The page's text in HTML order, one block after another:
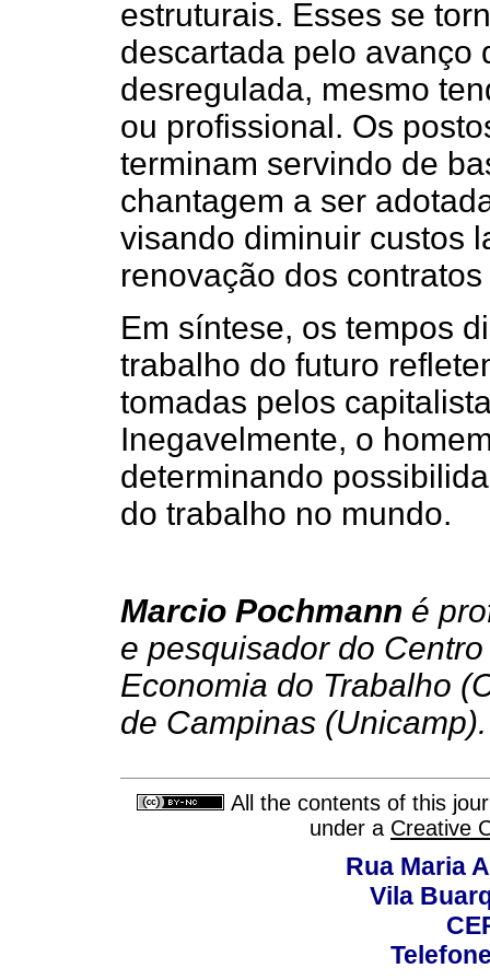
estruturais. Esses se
descartada pelo avanço
desregulada, mesmo
ou profissional. Os
terminam servindo de
chantagem a ser
visando diminuir custos
renovação dos
Em síntese, os tempos
trabalho do futuro
tomadas pelos
Inegavelmente, o
determinando
do trabalho no mundo.
Marcio Pochmann é
e pesquisador do
Economia do Trabalho
de Campinas (Unicamp).
All the contents of this
under a Creative
Rua Maria
Vila